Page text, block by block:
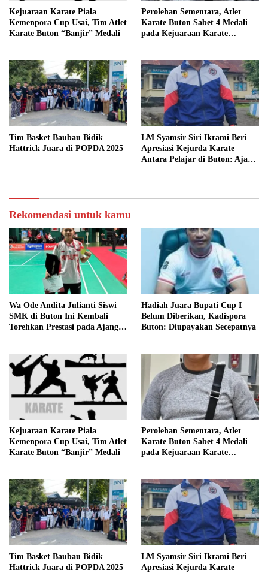
Kejuaraan Karate Piala
Kemenpora Cup Usai, Tim Atlet
Karate Buton “Banjir” Medali
Perolehan Sementara, Atlet
Karate Buton Sabet 4 Medali
pada Kejuaraan Karate
Tim Basket Baubau Bidik
Hattrick Juara di POPDA 2025
LM Syamsir Siri Ikrami Beri
Apresiasi Kejurda Karate
Antara Pelajar di Buton: Ajang
Rekomendasi untuk kamu
Wa Ode Andita Julianti Siswi
SMK di Buton Ini Kembali
Torehkan Prestasi pada Ajang
Khusus dari Gubernur Sultra
Hadiah Juara Bupati Cup I
Belum Diberikan, Kadispora
Buton: Diupayakan Secepatnya
Kejuaraan Karate Piala
Kemenpora Cup Usai, Tim Atlet
Karate Buton “Banjir” Medali
Perolehan Sementara, Atlet
Karate Buton Sabet 4 Medali
pada Kejuaraan Karate
Tim Basket Baubau Bidik
Hattrick Juara di POPDA 2025
LM Syamsir Siri Ikrami Beri
Apresiasi Kejurda Karate